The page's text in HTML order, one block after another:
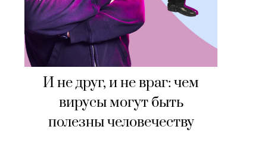
И не друг, и не враг: чем
вирусы могут быть
полезны человечеству